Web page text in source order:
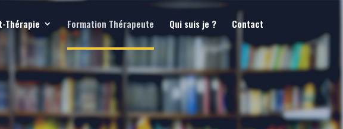
Thérapie Formation Thérapeute Qui suis je ? Contact